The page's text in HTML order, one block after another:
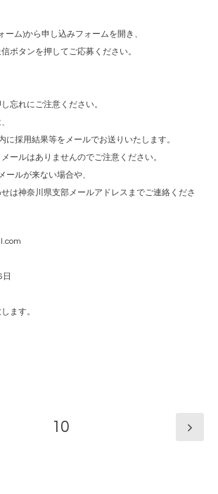
ーム)から申し込みフォームを開き、
ボタンを押してご応募ください。
忘れにご注意ください。
採用結果等をメールでお送りいたします。
ールはありませんのでご注意ください。
ルが来ない場合や、
は神奈川県支部メールアドレスまでご連絡くださ
ます。
10